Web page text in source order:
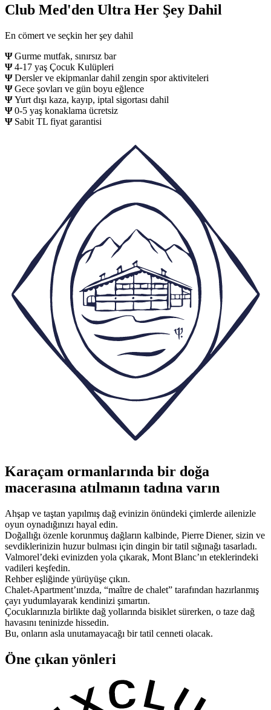
Club Med'den Ultra Her Şey Dahil
En cömert ve seçkin her şey dahil
ΨGurme mutfak, sınırsız bar
Ψ4-17 yaş Çocuk Kulüpleri
ΨDersler ve ekipmanlar dahil zengin spor aktiviteleri
ΨGece şovları ve gün boyu eğlence
ΨYurt dışı kaza, kayıp, iptal sigortası dahil
Ψ0-5 yaş konaklama ücretsiz
ΨSabit TL fiyat garantisi
Karaçam ormanlarında bir doğa
macerasına atılmanın tadına varın
Ahşap ve taştan yapılmış dağ evinizin önündeki çimlerde ailenizle
oyun oynadığınızı hayal edin.
Doğallığı özenle korunmuş dağların kalbinde, Pierre Diener, sizin ve
sevdiklerinizin huzur bulması için dingin bir tatil sığınağı tasarladı.
Valmorel’deki evinizden yola çıkarak, Mont Blanc’ın eteklerindeki
vadileri keşfedin.
Rehber eşliğinde yürüyüşe çıkın.
Chalet-Apartment’ınızda, “maître de chalet” tarafından hazırlanmış
çayı yudumlayarak kendinizi şımartın.
Çocuklarınızla birlikte dağ yollarında bisiklet sürerken, o taze dağ
havasını teninizde hissedin.
Bu, onların asla unutamayacağı bir tatil cenneti olacak.
Öne çıkan yönleri